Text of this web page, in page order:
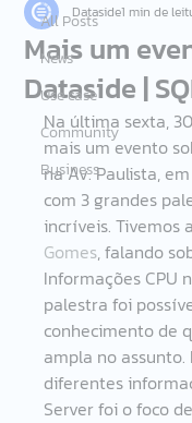
All Posts
News
Use case
Community
Business
Mais um
Dataside |
Dataside1 min de
Na última sexta,
mais um evento
na Av. Paulista,
com 3 grandes
incríveis. Tivemos
Gomes, falando
Informações CPU
palestra foi
conhecimento de
ampla no
diferentes
Server foi o foco